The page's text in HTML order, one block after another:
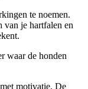
te noemen.
van je hartfalen en
waar de honden
motivatie. De